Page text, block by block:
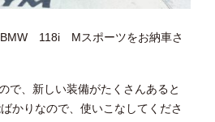
BMW 118i Mスポーツをお納車さ
で、新しい装備がたくさんあると
かりなので、使いこなしてくださ